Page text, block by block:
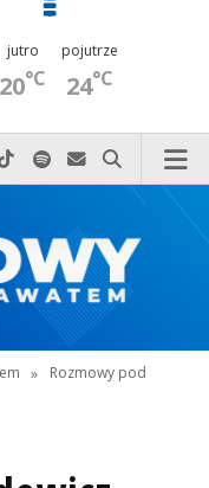
jutro
20°C
pojutrze
24°C
do nas zadzwoń
na Facebook-u
nas na Xnas na Instagram-ie
Odwiedź nas na TikTok-u
Szukaj nas na Spotify
Wyślij do nas
Szukaj
»
Rozmowy pod